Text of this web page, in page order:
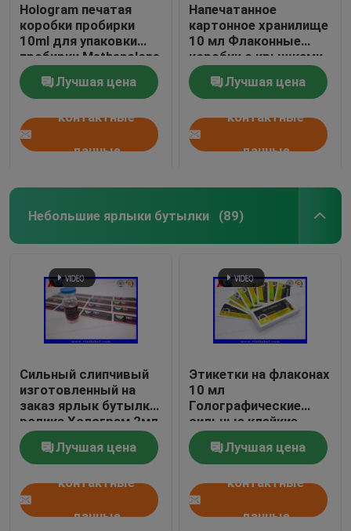
Hologram печатая
коробки пробирки
10ml для упаковки
пробирки Methenolone
Enanthate
Лучшая цена
контактные
данные
Напечатанное
картонное хранилище
10 мл Флаконные
коробки с крышками
Бодибилдинг гели
Золотая фольга
Опаковка Золотая
фольга / эффект
голограммы
Лучшая цена
контактные
данные
Небольшие ярлыки бутылки (89)
Сильный слипчивый
изготовленный на
заказ ярлык бутылки
ролика Холограм 2мл
для пептидов
Лучшая цена
контактные
данные
Этикетки на флаконах
10 мл
Голографические
сильные клейкие
пептиды
Фармацевтические
этикетки на флаконах
25x60 мм
Лучшая цена
контактные
данные